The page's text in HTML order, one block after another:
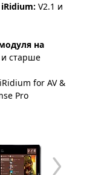
V2.1 и
на
и старше
iRidium for AV &
Pro